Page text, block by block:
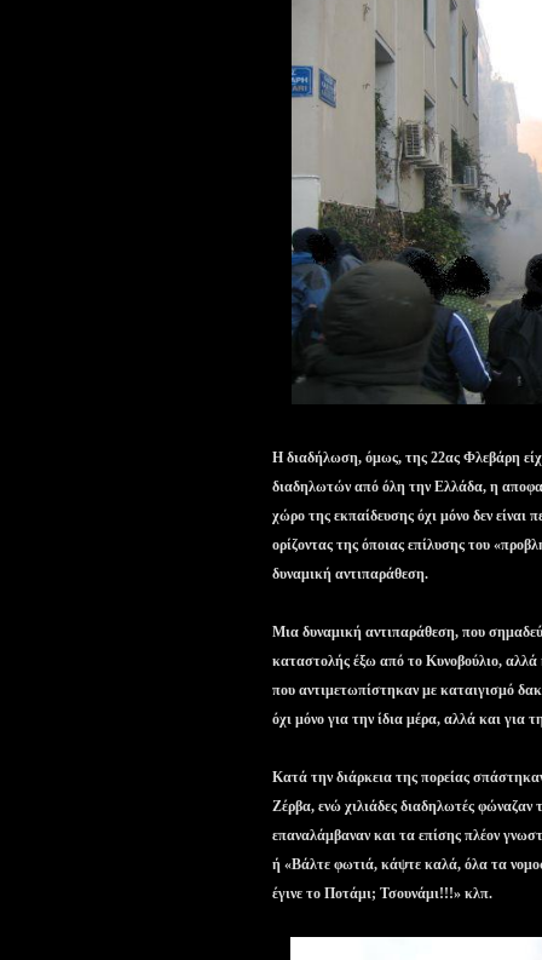
Η διαδήλωση, όμως, της 22ας Φλεβάρη
διαδηλωτών από όλη την Ελλάδα, η
χώρο της εκπαίδευσης όχι μόνο δεν είναι
ορίζοντας της όποιας επίλυσης του
δυναμική αντιπαράθεση.
Μια δυναμική αντιπαράθεση, που
καταστολής έξω από το Κυνοβούλιο, αλλά
που αντιμετωπίστηκαν με καταιγισμό
όχι μόνο για την ίδια μέρα, αλλά και για
Κατά την διάρκεια της πορείας
Ζέρβα, ενώ χιλιάδες διαδηλωτές
επαναλάμβαναν και τα επίσης πλέον
ή «Βάλτε φωτιά, κάψτε καλά, όλα τα
έγινε το Ποτάμι; Τσουνάμι!!!» κλπ.